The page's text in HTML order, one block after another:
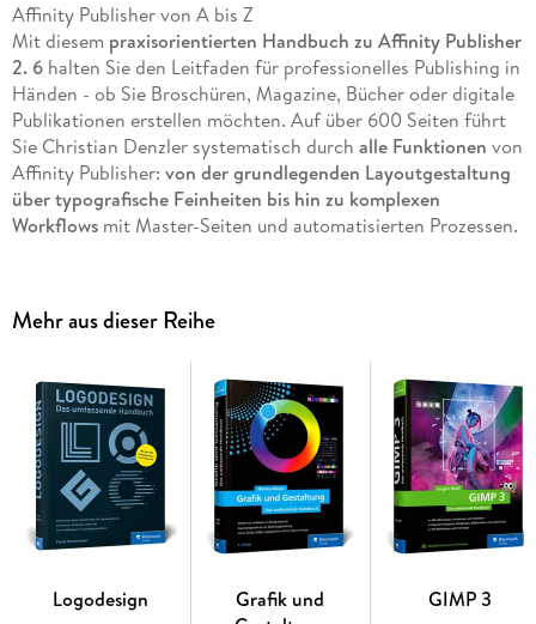
Affinity Publisher von A bis Z
Mit diesem praxisorientierten Handbuch zu Affinity Publisher
2. 6halten Sie den Leitfaden für professionelles Publishing in
Händen - ob Sie Broschüren, Magazine, Bücher oder digitale
Publikationen erstellen möchten. Auf über 600 Seiten führt
Sie Christian Denzler systematisch durch alle Funktionen von
Affinity Publisher: von der grundlegenden Layoutgestaltung
über typografische Feinheiten bis hin zu komplexen
Workflowsmit Master-Seiten und automatisierten Prozessen.
Dokumentorganisation, zur Bildintegration und zur optimalen
Druckvorbereitung. Das Buch wächst dabei mit Ihren
Anforderungen und
begleitet Sie von den ersten Schritten bis
hin zu anspruchsvollen Projekten. So entwickeln Sie sich zum
Layout-Profi und erschließen sich alle Möglichkeiten, die
Affinity Publisher für zeitgemäßes Publishing bietet.
Alle Werkzeuge, Funktionen und Techniken
Mit zahlreichen Praxis-Workshops und Profi-Tipps
Mit den neuen KI-Funktionen »Maschinelles Lernen«
Mehr aus dieser Reihe
Logodesign
Grafik und
GIMP 3